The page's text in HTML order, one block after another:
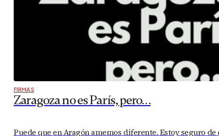
FIRMAS
Zaragoza no es París, pero…
Puede que en Aragón amemos diferente. Estoy seguro